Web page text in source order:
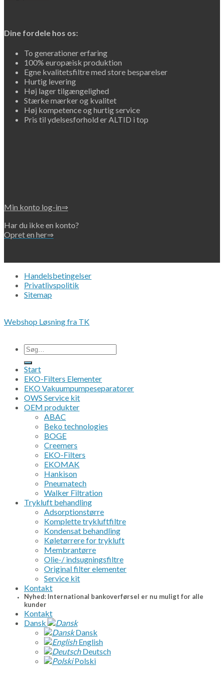
Dine fordele hos os:
To generationer erfaring
100% europæisk produktion
Egne kvalitetsfiltre med store besparelser
Hurtig levering
Høj lager tilgængelighed
Stærke mærker og kvalitet
Høj kompetence og hurtig service
Pris til ydelsesforhold er ALTID i top
Min konto log-in⇒
Har du ikke en konto?
Opret en her⇒
Handelsbetingelser
Privatlivspolitik
Sitemap
Webshop Løsning fra TK
Søg
efter:
Start
EKO-Filters Elementer
EKO Vakuumpumpeseparatorer
OWS Service kit
OEM produkter
ABAC
Beko technologies
BOGE
Creemers
EKO-Filters
EKOMAK
Hankison
Pneumatech
Walker Filtration
Trykluft behandling
Adsorptionstørre
Komplette trykluftfiltre
Kondensat behandling
Køletørrere for trykluft
Membrantørre
Olie-/ indsugningsfiltre
Original filter elementer
Service kit
Kontakt
Nyhed: International bankoverførsel er nu muligt for alle
kunder
Kontakt
Dansk
Dansk
English
Deutsch
Polski